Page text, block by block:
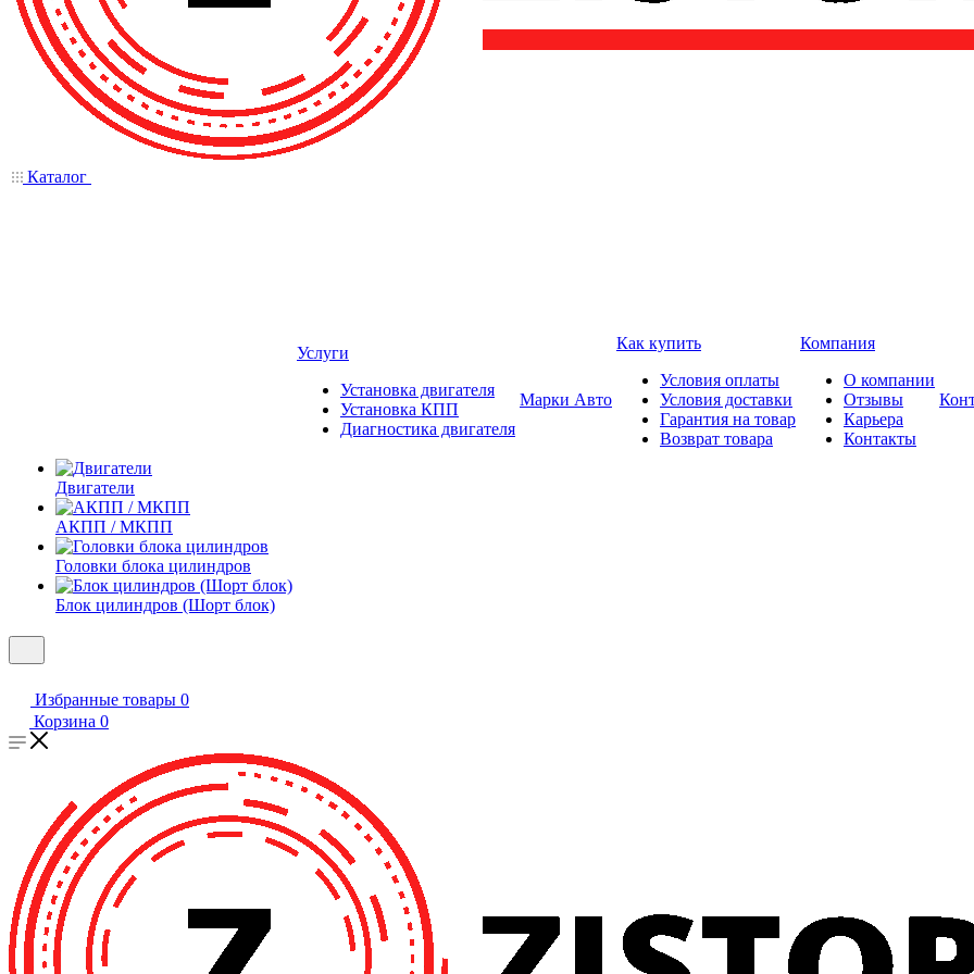
Каталог
Двигатели
АКПП / МКПП
Головки блока цилиндров
Блок цилиндров (Шорт блок)
Услуги
Установка двигателя
Установка КПП
Диагностика двигателя
Марки Авто
Как купить
Условия оплаты
Условия доставки
Гарантия на товар
Возврат товара
Компания
О компании
Отзывы
Карьера
Контакты
Избранные товары 0
Корзина 0